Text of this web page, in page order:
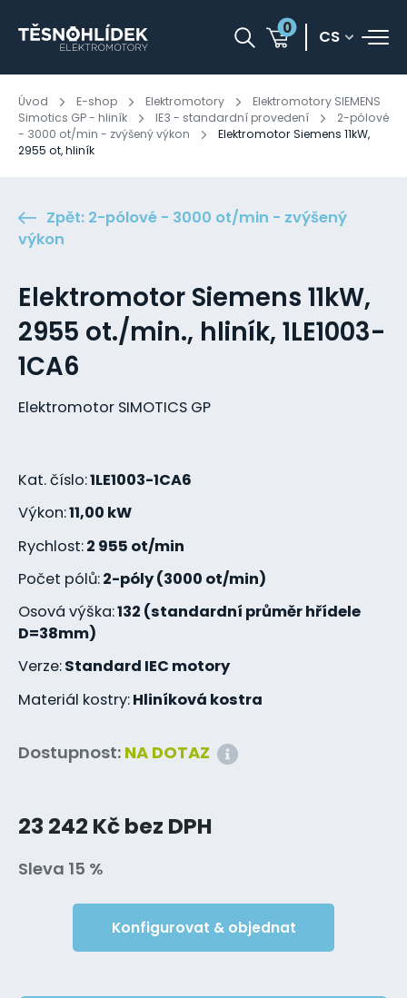
0 CS
Úvod E-shop Elektromotory
Elektromotory SIEMENS
Simotics GP - hliník
IE3 - standardní provedení
2-pólové
- 3000 ot/min - zvýšený výkon
Elektromotor Siemens 11kW,
2955 ot, hliník
Zpět: 2-pólové - 3000 ot/min - zvýšený
výkon
Elektromotor Siemens 11kW,
2955 ot./min., hliník, 1LE1003-
1CA6
Elektromotor SIMOTICS GP
Kat. číslo:1LE1003-1CA6
Výkon:11,00 kW
Rychlost:2 955 ot/min
Počet pólů:2-póly (3000 ot/min)
Osová výška:132 (standardní průměr hřídele
D=38mm)
Verze:Standard IEC motory
Materiál kostry:Hliníková kostra
Dostupnost: NA DOTAZ
23 242 Kč bez DPH
Sleva 15 %
Konfigurovat & objednat